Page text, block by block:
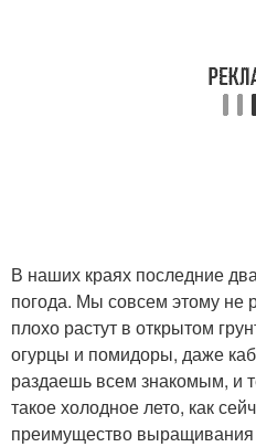
Мускатные тыквы
В наших краях последние
погода. Мы совсем этому не
плохо растут в открытом
огурцы и помидоры, даже
раздаешь всем знакомым, и
такое холодное лето, как
преимущество выращивания